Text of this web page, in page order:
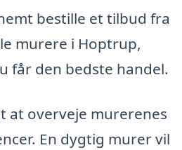
bestille et tilbud fra
murere i Hoptrup,
får den bedste handel.
at overveje murerenes
En dygtig murer vil